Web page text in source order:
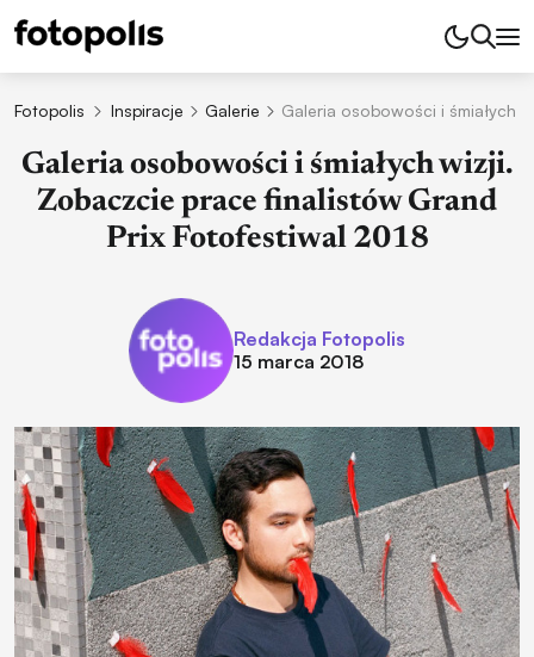
Fotopolis Inspiracje Galerie Galeria osobowości i śmiałych
Galeria osobowości i śmiałych wizji.
Zobaczcie prace finalistów Grand
Prix Fotofestiwal 2018
Redakcja Fotopolis
15 marca 2018